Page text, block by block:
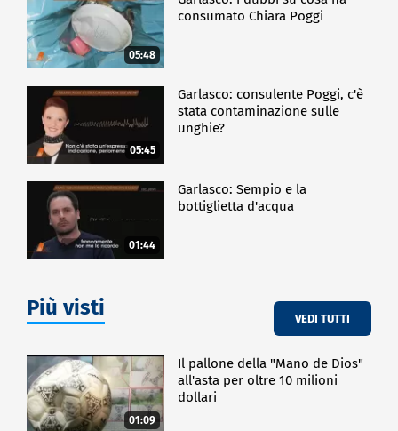
05:48
consumato Chiara Poggi
05:45
Garlasco: consulente Poggi, c'è
stata contaminazione sulle
unghie?
01:44
Garlasco: Sempio e la
bottiglietta d'acqua
Più visti VEDI TUTTI
01:09
Il pallone della "Mano de Dios"
all'asta per oltre 10 milioni
dollari